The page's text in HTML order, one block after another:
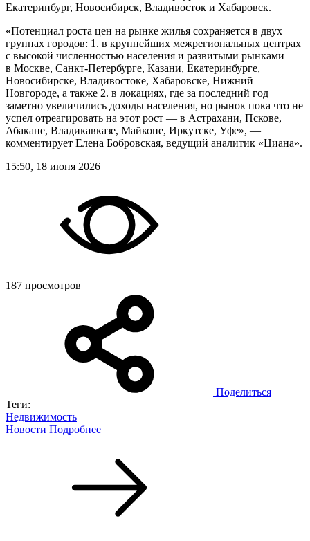
Екатеринбург, Новосибирск, Владивосток и Хабаровск.
«Потенциал роста цен на рынке жилья сохраняется в двух
группах городов: 1. в крупнейших межрегиональных центрах
с высокой численностью населения и развитыми рынками —
в Москве, Санкт-Петербурге, Казани, Екатеринбурге,
Новосибирске, Владивостоке, Хабаровске, Нижний
Новгороде, а также 2. в локациях, где за последний год
заметно увеличились доходы населения, но рынок пока что не
успел отреагировать на этот рост — в Астрахани, Пскове,
Абакане, Владикавказе, Майкопе, Иркутске, Уфе», —
комментирует Елена Бобровская, ведущий аналитик «Циана».
15:50, 18 июня 2026
187 просмотров
Поделиться
Теги:
Недвижимость
Новости Подробнее